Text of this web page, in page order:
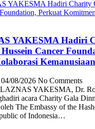
YAKESMA Hadiri
Cancer
Kemanusiaan
04/08/2026 No Comments
YAKESMA, Dr.
acara Charity Gala
The Embassy of the
of Indonesia…